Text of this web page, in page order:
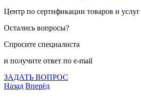
Центр по сертификации товаров и
Остались вопросы?
Спросите специалиста
и получите ответ по e-mail
ЗАДАТЬ ВОПРОС
Назад Вперёд